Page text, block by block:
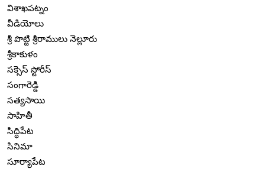
విశాఖపట్నం
వీడియోలు
శ్రీ పొట్టి శ్రీరాములు నెల్లూరు
శ్రీకాకుళం
సక్సెస్ స్టోరీస్
సంగారెడ్డి
సత్యసాయి
సాహితీ
సిద్ధిపేట
సినిమా
సూర్యాపేట